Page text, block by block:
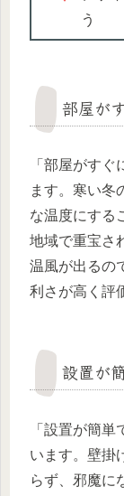
う
部屋が
「部屋がす
ます。寒い冬
な温度にする
地域で重宝さ
温風が出るの
利さが高く評
設置が
「設置が簡
います。壁掛
らず、邪魔に